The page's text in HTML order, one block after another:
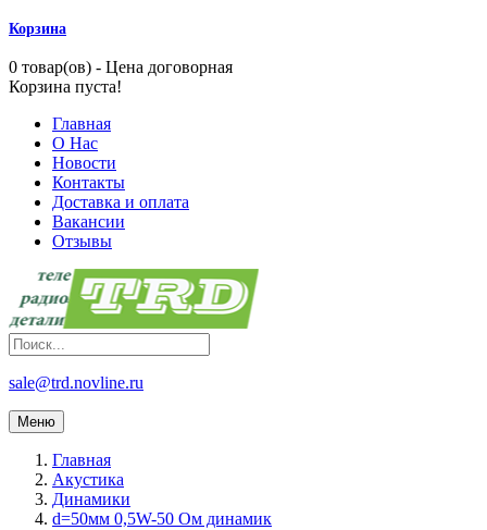
Корзина
0 товар(ов) - Цена договорная
Корзина пуста!
Главная
О Нас
Новости
Контакты
Доставка и оплата
Вакансии
Отзывы
sale@trd.novline.ru
Меню
Главная
Акустика
Динамики
d=50мм 0,5W-50 Ом динамик